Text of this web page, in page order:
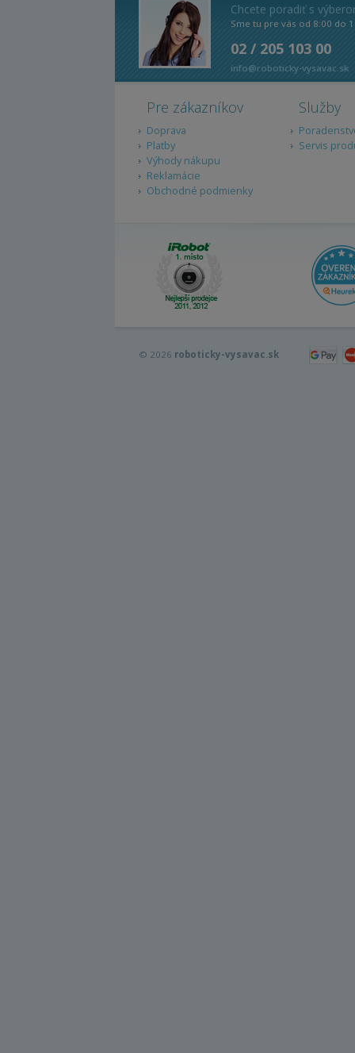
Chcete poradiť s
Sme tu pre vás od 8:00 do
02 / 205 103 00
info@roboticky-vysavac.sk
Pre zákazníkov
Doprava
Platby
Výhody nákupu
Reklamácie
Obchodné podmienky
Služby
Servis
© 2026 roboticky-vysavac.sk